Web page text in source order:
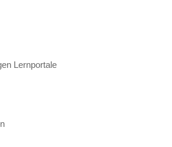
Lernportale